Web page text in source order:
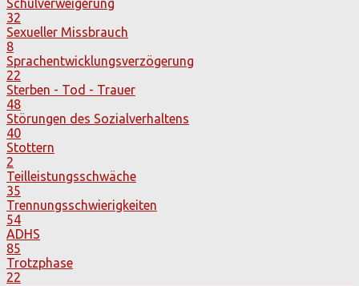
Schulverweigerung
32
Sexueller Missbrauch
8
Sprachentwicklungsverzögerung
22
Sterben - Tod - Trauer
48
Störungen des Sozialverhaltens
40
Stottern
2
Teilleistungsschwäche
35
Trennungsschwierigkeiten
54
ADHS
85
Trotzphase
22